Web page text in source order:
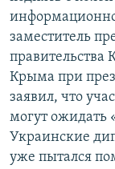
заместитель
правительства
Крыма при
заявил, что
могут ожидать
Украинские
уже пытался